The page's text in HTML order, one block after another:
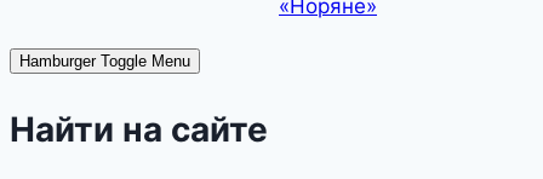
«Норяне»
Hamburger Toggle Menu
Найти на сайте